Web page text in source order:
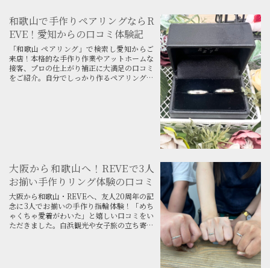
和歌山で手作りペアリングならR
EVE！愛知からの口コミ体験記
「和歌山 ペアリング」で検索し愛知からご
来店！本格的な手作り作業やアットホームな
接客、プロの仕上がり補正に大満足の口コミ
をご紹介。自分でしっかり作るペアリング体
大阪から和歌山へ！REVEで3人
お揃い手作りリング体験の口コミ
大阪から和歌山・REVEへ、友人20周年の記
念に3人でお揃いの手作り指輪体験！「めち
ゃくちゃ愛着がわいた」と嬉しい口コミをい
ただきました。白浜観光や女子旅の立ち寄り